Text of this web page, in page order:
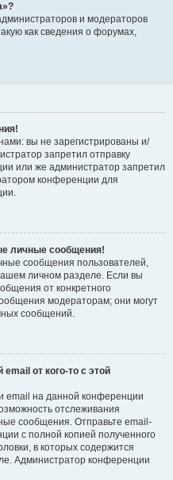
и модераторов
как сведения о форумах,
вы не зарегистрированы и/
запретил отправку
или же администратор запретил
конференции для
личные сообщения!
сообщения пользователей,
личном разделе. Если вы
от конкретного
модераторам; они могут
сообщений.
от кого-то с этой
email на данной конференции
отслеживания
сообщения. Отправьте email-
с полной копией полученного
в которых содержится
Администратор конференции